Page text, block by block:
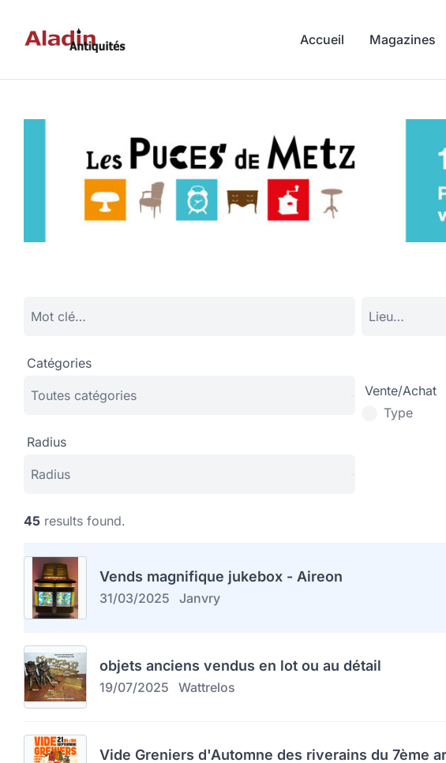
Accueil Magazines
Catégories
Vente/Achat
Type
Radius
45 results found.
Vends magnifique jukebox - Aireon
31/03/2025 Janvry
objets anciens vendus en lot ou au détail
19/07/2025 Wattrelos
Vide Greniers d'Automne des riverains du 7ème